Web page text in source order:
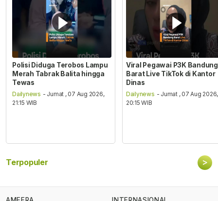
Polisi Diduga Terobos Lampu
Merah Tabrak Balita hingga
Tewas
Dailynews - Jumat , 07 Aug 2026,
21:15 WIB
Viral Pegawai P3K Bandung
Barat Live TikTok di Kantor
Dinas
Dailynews - Jumat , 07 Aug 2026,
20:15 WIB
Terpopuler >